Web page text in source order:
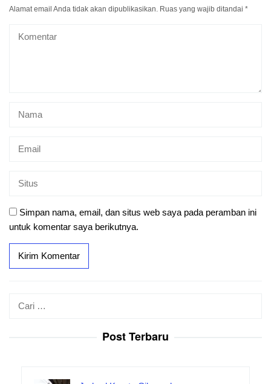
Alamat email Anda tidak akan dipublikasikan. Ruas yang wajib ditandai *
Simpan nama, email, dan situs web saya pada peramban ini
untuk komentar saya berikutnya.
Post Terbaru